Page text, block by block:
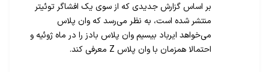
بر اساس گزارش جدیدی که از سوی یک افشاگر توئیتر
منتشر شده است، به نظر می‌رسد که وان پلاس
می‌خواهد ایرباد بیسیم وان پلاس بادز را در ماه ژوئیه و
احتمالا همزمان با وان پلاس Z معرفی کند.